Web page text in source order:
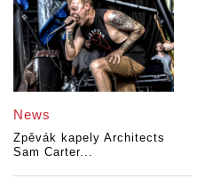
News
Zpěvák kapely Architects
Sam Carter...